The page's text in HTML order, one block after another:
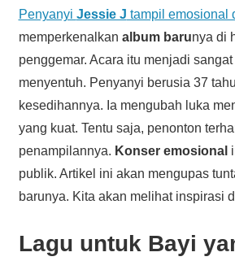
Penyanyi Jessie J tampil emosional
memperkenalkan album barunya di
penggemar. Acara itu menjadi
menyentuh. Penyanyi berusia 37
kesedihannya. Ia mengubah luka
yang kuat. Tentu saja, penonton
penampilannya. Konser emosional
publik. Artikel ini akan mengupas
barunya. Kita akan melihat inspirasi
Lagu untuk Bayi